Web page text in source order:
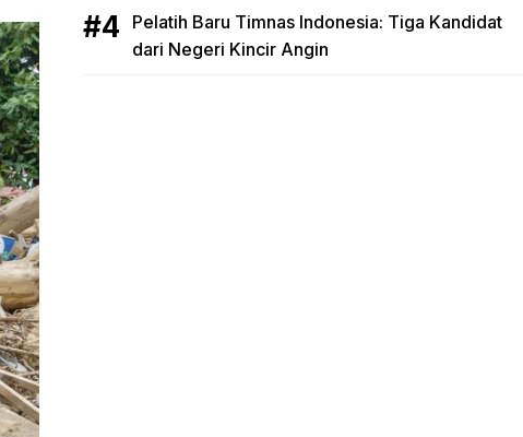
Pelatih Baru Timnas Indonesia: Tiga Kandidat
dari Negeri Kincir Angin